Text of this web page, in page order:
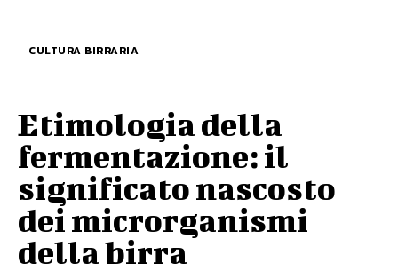
CULTURA BIRRARIA
Etimologia della
fermentazione: il
significato nascosto
dei microrganismi
della birra